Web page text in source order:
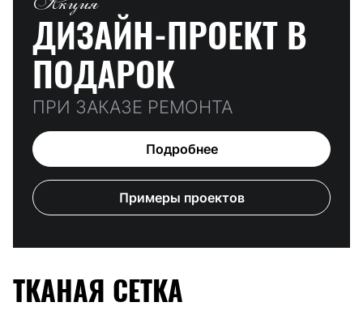
ДИЗАЙН-ПРОЕКТ В
ПОДАРОК
ПРИ ЗАКАЗЕ РЕМОНТА
Подробнее
Примеры проектов
ТКАНАЯ СЕТКА